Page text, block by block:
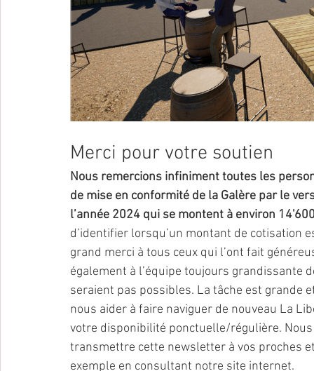
Merci pour votre soutien
Nous remercions infiniment toutes les
de mise en conformité de la Galère par le
l’année 2024 qui se montent à environ
d’identifier lorsqu’un montant de cotisation
grand merci à tous ceux qui l’ont fait
également à l’équipe toujours grandissante
seraient pas possibles. La tâche est grande
nous aider à faire naviguer de nouveau La
votre disponibilité ponctuelle/régulière.
transmettre cette newsletter à vos proches
exemple en consultant notre site internet.